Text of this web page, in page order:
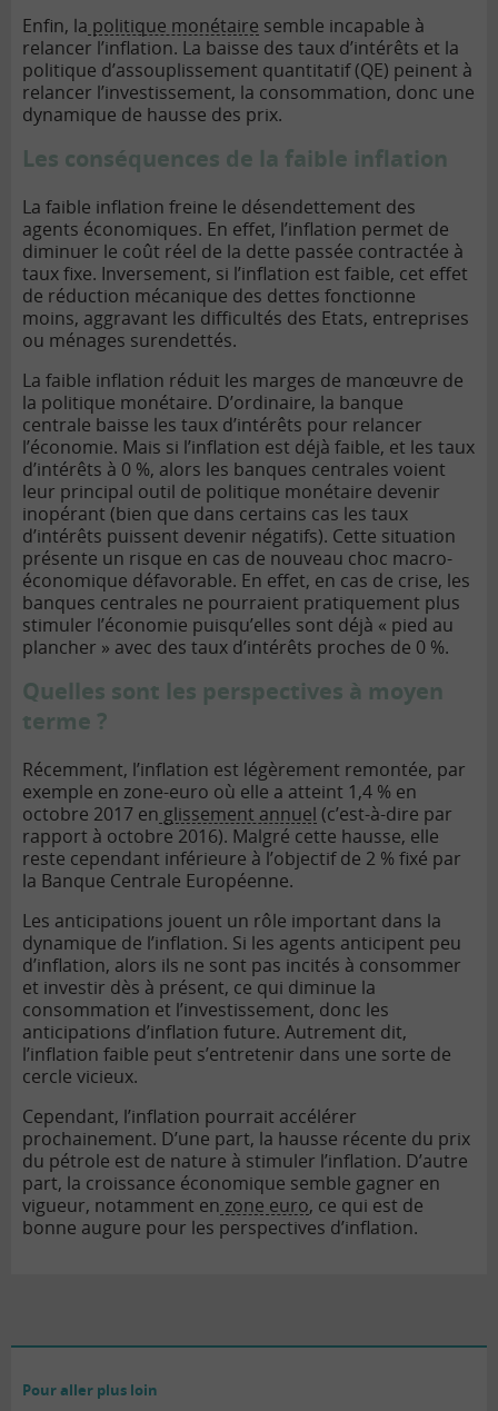
Enfin, la politique monétaire semble incapable à
relancer l’inflation. La baisse des taux d’intérêts et la
politique d’assouplissement quantitatif (QE) peinent à
relancer l’investissement, la consommation, donc une
dynamique de hausse des prix.
Les conséquences de la faible inflation
La faible inflation freine le désendettement des
agents économiques. En effet, l’inflation permet de
diminuer le coût réel de la dette passée contractée à
taux fixe. Inversement, si l’inflation est faible, cet effet
de réduction mécanique des dettes fonctionne
moins, aggravant les difficultés des Etats, entreprises
ou ménages surendettés.
La faible inflation réduit les marges de manœuvre de
la politique monétaire. D’ordinaire, la banque
centrale baisse les taux d’intérêts pour relancer
l’économie. Mais si l’inflation est déjà faible, et les taux
d’intérêts à 0 %, alors les banques centrales voient
leur principal outil de politique monétaire devenir
inopérant (bien que dans certains cas les taux
d’intérêts puissent devenir négatifs). Cette situation
présente un risque en cas de nouveau choc macro-
économique défavorable. En effet, en cas de crise, les
banques centrales ne pourraient pratiquement plus
stimuler l’économie puisqu’elles sont déjà « pied au
plancher » avec des taux d’intérêts proches de 0 %.
Quelles sont les perspectives à moyen
terme ?
Récemment, l’inflation est légèrement remontée, par
exemple en zone-euro où elle a atteint 1,4 % en
octobre 2017 en glissement annuel (c’est-à-dire par
rapport à octobre 2016). Malgré cette hausse, elle
reste cependant inférieure à l’objectif de 2 % fixé par
la Banque Centrale Européenne.
Les anticipations jouent un rôle important dans la
dynamique de l’inflation. Si les agents anticipent peu
d’inflation, alors ils ne sont pas incités à consommer
et investir dès à présent, ce qui diminue la
consommation et l’investissement, donc les
anticipations d’inflation future. Autrement dit,
l’inflation faible peut s’entretenir dans une sorte de
cercle vicieux.
Cependant, l’inflation pourrait accélérer
prochainement. D’une part, la hausse récente du prix
du pétrole est de nature à stimuler l’inflation. D’autre
part, la croissance économique semble gagner en
vigueur, notamment en zone euro, ce qui est de
bonne augure pour les perspectives d’inflation.
Pour aller plus loin